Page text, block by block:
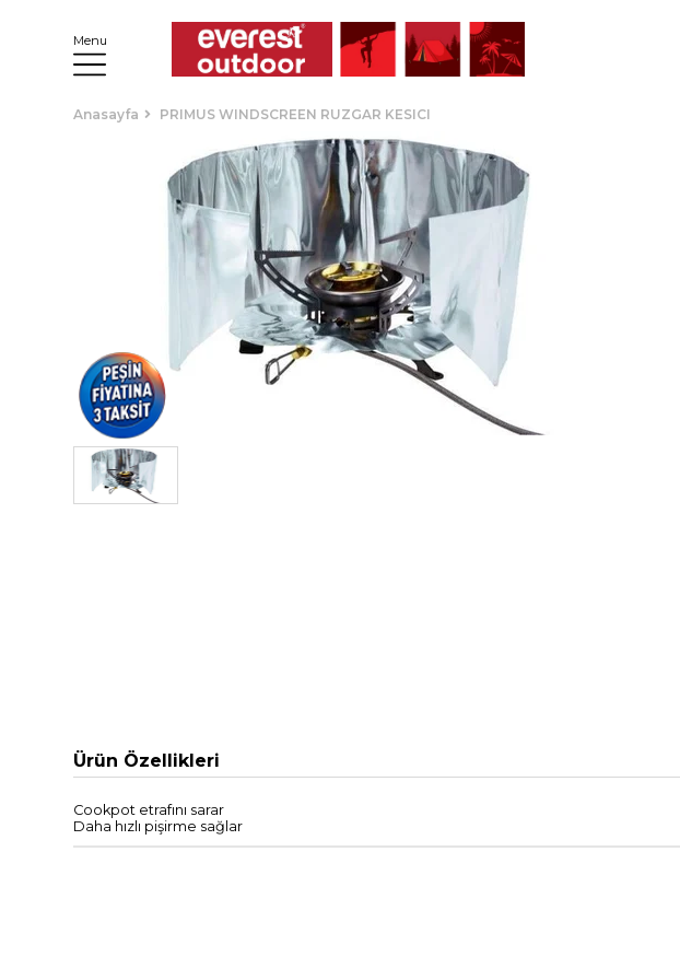
Menu
Anasayfa PRIMUS WINDSCREEN RUZGAR KESICI
Ürün Özellikleri
Cookpot etrafını sarar
Daha hızlı pişirme sağlar